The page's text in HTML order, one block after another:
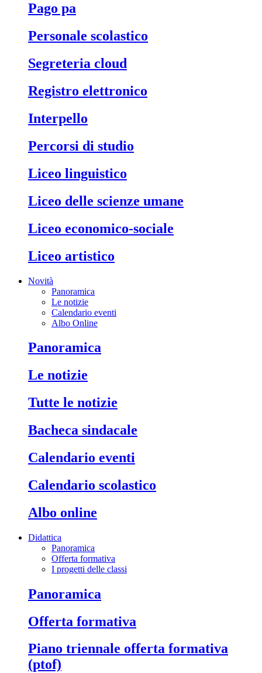
pago pa
personale scolastico
segreteria cloud
registro elettronico
interpello
percorsi di studio
liceo linguistico
liceo delle scienze umane
liceo economico-sociale
liceo artistico
Novità
Panoramica
Le notizie
Calendario eventi
Albo Online
panoramica
le notizie
tutte le notizie
bacheca sindacale
calendario eventi
calendario scolastico
albo online
Didattica
Panoramica
Offerta formativa
I progetti delle classi
panoramica
offerta formativa
piano triennale offerta formativa
(ptof)